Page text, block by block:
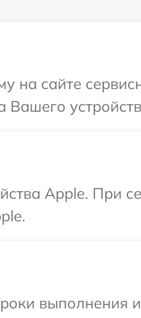
на сайте
Вашего
Apple. При
выполнения